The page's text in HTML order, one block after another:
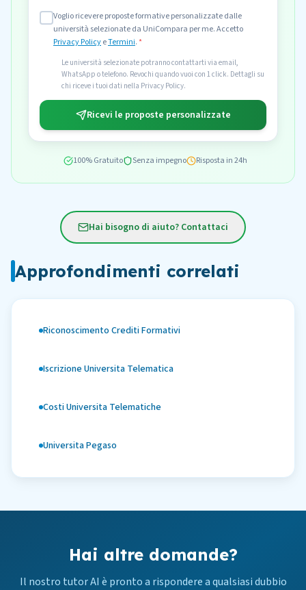
Voglio ricevere proposte formative personalizzate dalle
università selezionate da UniCompara per me. Accetto
Privacy PolicyeTermini.*
Le università selezionate potranno contattarti via email,
WhatsApp o telefono. Revochi quando vuoi con 1 click. Dettagli su
chi riceve i tuoi dati nella Privacy Policy.
Ricevi le proposte personalizzate
100% Gratuito Senza impegno Risposta in 24h
Hai bisogno di aiuto? Contattaci
Approfondimenti correlati
Riconoscimento Crediti Formativi
Iscrizione Universita Telematica
Costi Universita Telematiche
Universita Pegaso
Hai altre domande?
Il nostro tutor AI è pronto a rispondere a qualsiasi dubbio